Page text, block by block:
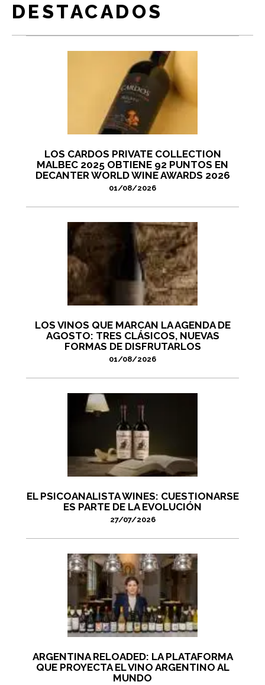
DESTACADOS
LOS CARDOS PRIVATE COLLECTION
MALBEC 2025 OBTIENE 92 PUNTOS EN
DECANTER WORLD WINE AWARDS 2026
01/08/2026
LOS VINOS QUE MARCAN LA AGENDA DE
AGOSTO: TRES CLÁSICOS, NUEVAS
FORMAS DE DISFRUTARLOS
01/08/2026
EL PSICOANALISTA WINES: CUESTIONARSE
ES PARTE DE LA EVOLUCIÓN
27/07/2026
ARGENTINA RELOADED: LA PLATAFORMA
QUE PROYECTA EL VINO ARGENTINO AL
MUNDO